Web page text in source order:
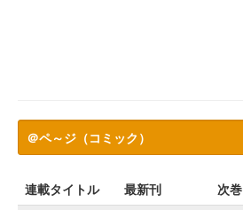
＠ペ～ジ（コミック）
連載タイトル 最新刊
次巻